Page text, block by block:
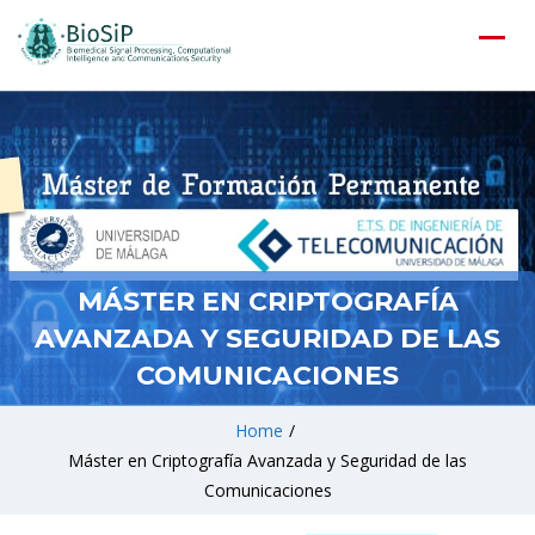
MÁSTER EN CRIPTOGRAFÍA
AVANZADA Y SEGURIDAD DE LAS
COMUNICACIONES
Home /
Máster en Criptografía Avanzada y Seguridad de las
Comunicaciones